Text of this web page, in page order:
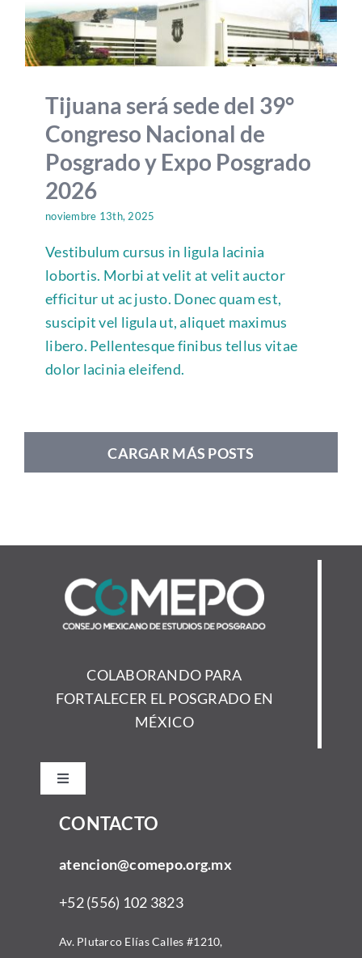
Tijuana será sede del 39°
Congreso Nacional de
Posgrado y Expo Posgrado
2026
noviembre 13th, 2025
Vestibulum cursus in ligula lacinia
lobortis. Morbi at velit at velit auctor
efficitur ut ac justo. Donec quam est,
suscipit vel ligula ut, aliquet maximus
libero. Pellentesque finibus tellus vitae
dolor lacinia eleifend.
CARGAR MÁS POSTS
COLABORANDO PARA
FORTALECER EL POSGRADO EN
MÉXICO
Toggle
CONTACTO
atencion@comepo.org.mx
+52 (556) 102 3823
Av. Plutarco Elías Calles #1210,